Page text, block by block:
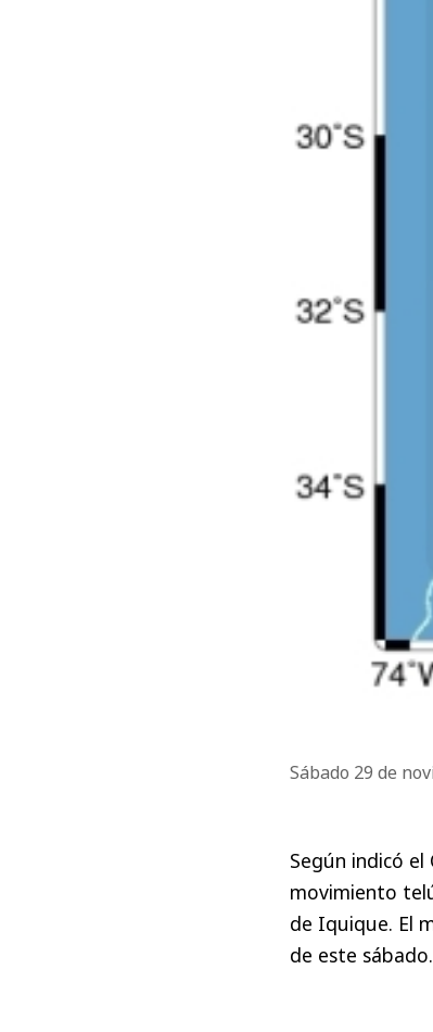
Sábado 29 de
Según indicó
movimiento
de Iquique. El
de este sábado.